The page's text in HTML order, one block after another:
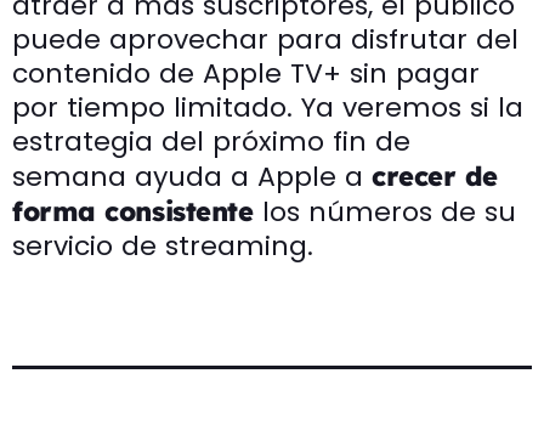
puede aprovechar para disfrutar del
contenido de Apple TV+ sin pagar
por tiempo limitado. Ya veremos si la
estrategia del próximo fin de
semana ayuda a Apple a crecer de
forma consistentelos números de su
servicio de streaming.